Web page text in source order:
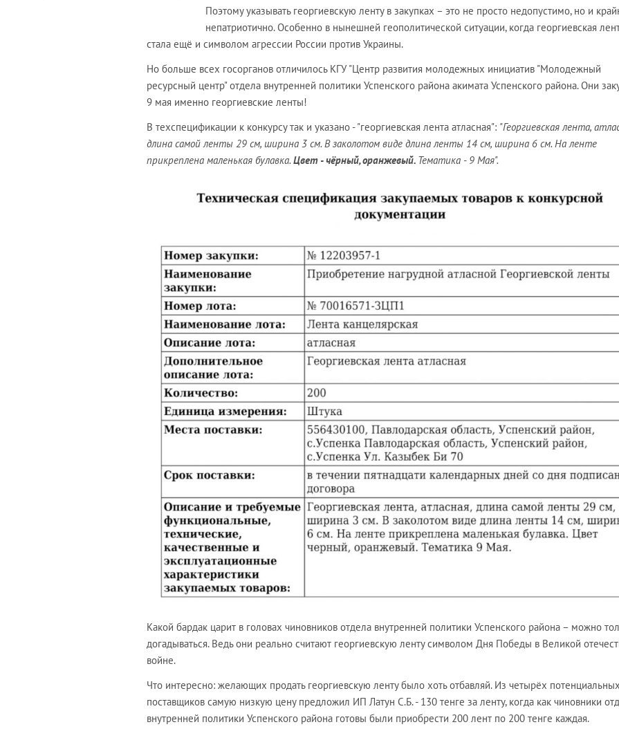
Поэтому указывать георгиевскую ленту в закупках – это не просто недопустимо, но и
непатриотично. Особенно в нынешней геополитической ситуации, когда георгиевская
стала ещё и символом агрессии России против Украины.
Но больше всех госорганов отличилось КГУ "Центр развития молодежных инициатив "Молодежный
ресурсный центр" отдела внутренней политики Успенского района акимата Успенского района. Они
9 мая именно георгиевские ленты!
В техспецификации к конкурсу так и указано - "георгиевская лента атласная": "Георгиевская лента,
длина самой ленты 29 см, ширина 3 см. В заколотом виде длина ленты 14 см, ширина 6 см. На ленте
прикреплена маленькая булавка. Цвет - чёрный, оранжевый. Тематика - 9 Мая".
Какой бардак царит в головах чиновников отдела внутренней политики Успенского района – можно
догадываться. Ведь они реально считают георгиевскую ленту символом Дня Победы в Великой
войне.
Что интересно: желающих продать георгиевскую ленту было хоть отбавляй. Из четырёх потенциальных
поставщиков самую низкую цену предложил ИП Латун С.Б. - 130 тенге за ленту, когда как чиновники
внутренней политики Успенского района готовы были приобрести 200 лент по 200 тенге каждая.